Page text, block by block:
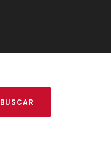
BUSCAR